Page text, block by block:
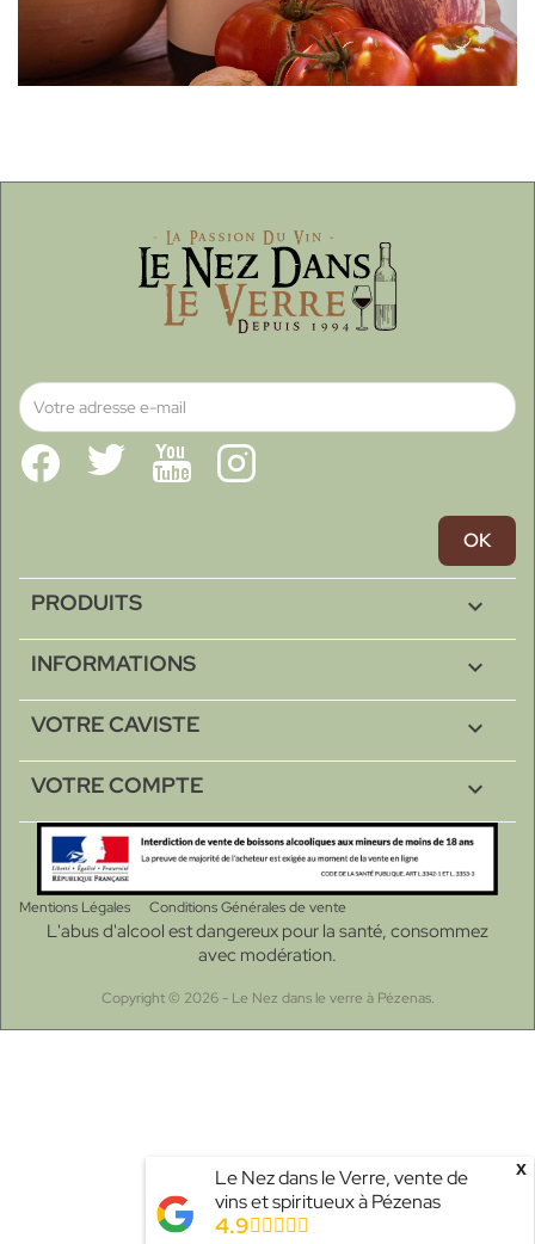
Facebook Twitter YouTube
PRODUITS 
INFORMATIONS 
VOTRE CAVISTE 
VOTRE COMPTE 
Mentions Légales Conditions Générales de vente
L'abus d'alcool est dangereux pour la santé, consommez
avec modération.
Copyright © 2026 - Le Nez dans le verre à Pézenas.
Le Nez dans le Verre, vente de
vins et spiritueux à Pézenas
4.9
x